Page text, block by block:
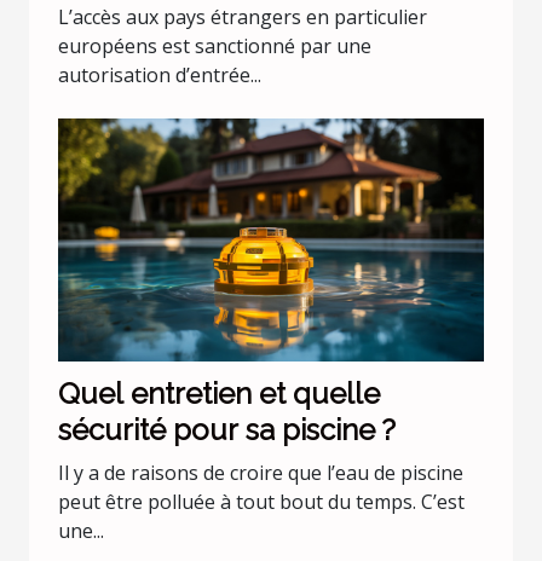
L’accès aux pays étrangers en particulier
européens est sanctionné par une
autorisation d’entrée...
Quel entretien et quelle
sécurité pour sa piscine ?
Il y a de raisons de croire que l’eau de piscine
peut être polluée à tout bout du temps. C’est
une...